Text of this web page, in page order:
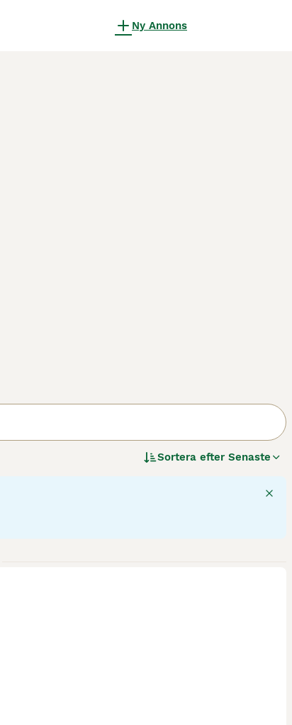
Ny Annons
Sortera efter Senaste